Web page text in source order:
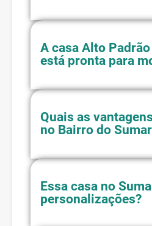
A casa Alto
está pronta para
Quais as
no Bairro do
Essa casa no
personalizações?